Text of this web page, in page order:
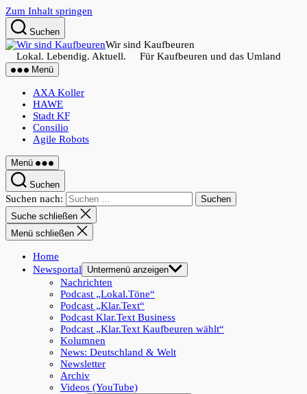
Zum Inhalt springen
Suchen
Wir sind Kaufbeuren
Lokal. Lebendig. Aktuell. Für Kaufbeuren und das Umland
Menü
AXA Koller
HAWE
Stadt KF
Consilio
Agile Robots
Menü
Suchen
Suchen nach:
Suche schließen
Menü schließen
Home
Newsportal
Untermenü anzeigen
Nachrichten
Podcast „Lokal.Töne“
Podcast „Klar.Text“
Podcast Klar.Text Business
Podcast „Klar.Text Kaufbeuren wählt“
Kolumnen
News: Deutschland & Welt
Newsletter
Archiv
Videos (YouTube)